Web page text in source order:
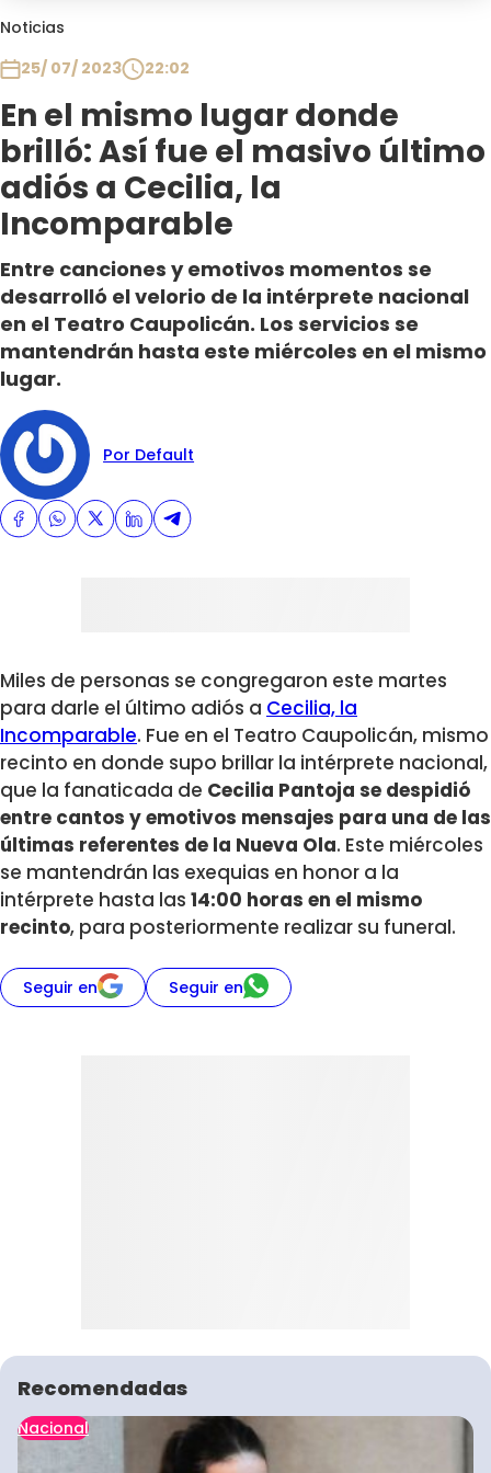
Noticias
25/ 07/ 2023
22:02
En el mismo lugar donde
brilló: Así fue el masivo último
adiós a Cecilia, la
Incomparable
Entre canciones y emotivos momentos se
desarrolló el velorio de la intérprete nacional
en el Teatro Caupolicán. Los servicios se
mantendrán hasta este miércoles en el mismo
lugar.
Por Default
Miles de personas se congregaron este martes
para darle el último adiós a Cecilia, la
Incomparable. Fue en el Teatro Caupolicán, mismo
recinto en donde supo brillar la intérprete nacional,
que la fanaticada de Cecilia Pantoja se despidió
entre cantos y emotivos mensajes para una de las
últimas referentes de la Nueva Ola. Este miércoles
se mantendrán las exequias en honor a la
intérprete hasta las 14:00 horas en el mismo
recinto, para posteriormente realizar su funeral.
Seguir en Seguir en
Recomendadas
Nacional
Plan Perfecto
El Tiempo
Sabingo
Todos Los Programas